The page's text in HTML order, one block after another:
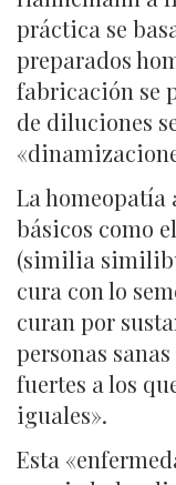
práctica se
preparados
fabricación se
de diluciones
La homeopatía
básicos como
(similia
cura con lo
curan por
personas
fuertes a los
iguales».
Esta